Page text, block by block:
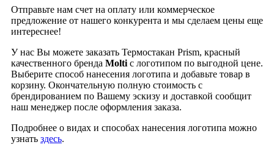
Отправьте нам счет на оплату или коммерческое
предложение от нашего конкурента и мы сделаем цены еще
интереснее!
У нас Вы можете заказать Термостакан Prism, красный
качественного бренда Molti с логотипом по выгодной цене.
Выберите способ нанесения логотипа и добавьте товар в
корзину. Окончательную полную стоимость с
брендированием по Вашему эскизу и доставкой сообщит
наш менеджер после оформления заказа.
Подробнее о видах и способах нанесения логотипа можно
узнать здесь.